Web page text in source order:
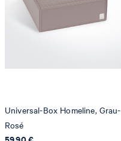
Sonnenwiesenstrasse 21
8280 Kreuzlingen
Universal-Box Homeline, Grau-
Rosé